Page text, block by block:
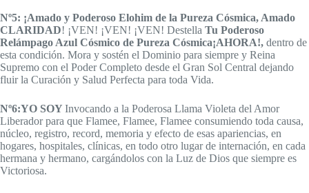
Nº5: ¡Amado y Poderoso Elohim de la Pureza Cósmica, Amado
CLARIDAD! ¡VEN! ¡VEN! ¡VEN! Destella Tu Poderoso
Relámpago Azul Cósmico de Pureza Cósmica¡AHORA!, dentro de
esta condición. Mora y sostén el Dominio para siempre y Reina
Supremo con el Poder Completo desde el Gran Sol Central dejando
fluir la Curación y Salud Perfecta para toda Vida.
Nº6:YO SOY Invocando a la Poderosa Llama Violeta del Amor
Liberador para que Flamee, Flamee, Flamee consumiendo toda causa,
núcleo, registro, record, memoria y efecto de esas apariencias, en
hogares, hospitales, clínicas, en todo otro lugar de internación, en cada
hermana y hermano, cargándolos con la Luz de Dios que siempre es
Victoriosa.